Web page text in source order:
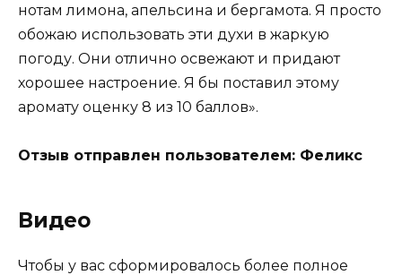
нотам лимона, апельсина и бергамота. Я просто
обожаю использовать эти духи в жаркую
погоду. Они отлично освежают и придают
хорошее настроение. Я бы поставил этому
аромату оценку 8 из 10 баллов».
Отзыв отправлен пользователем: Феликс
Видео
Чтобы у вас сформировалось более полное